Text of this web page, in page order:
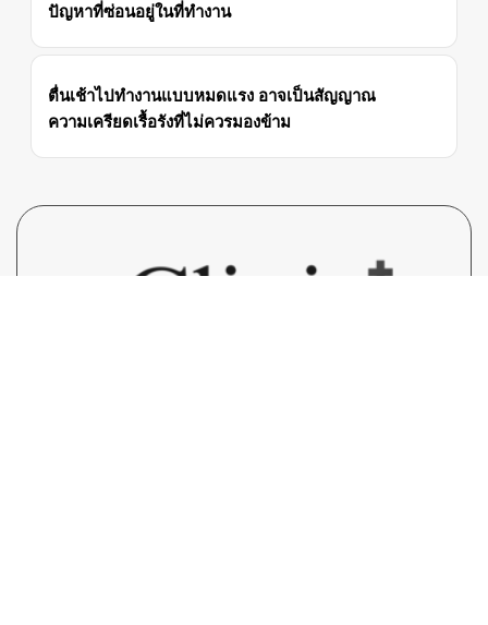
ปัญหาที่ซ่อนอยู่ในที่ทำงาน
ตื่นเช้าไปทำงานแบบหมดแรง อาจเป็นสัญญาณ
ความเครียดเรื้อรังที่ไม่ควรมองข้าม